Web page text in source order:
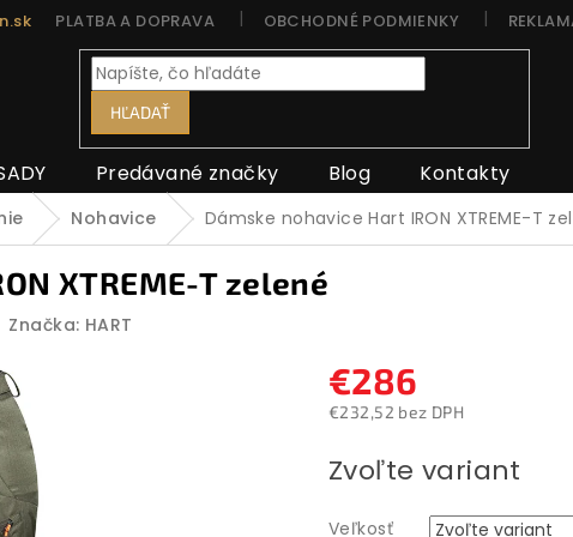
PLATBA A DOPRAVA OBCHODNÉ PODMIENKY
HĽADAŤ
Predávané značky Blog Kontakty
Nohavice Dámske nohavice Hart IRON XTREME-T
XTREME-T zelené
Značka: HART
€286
€232,52 bez DPH
cena:
Zvoľte variant
Veľkosť